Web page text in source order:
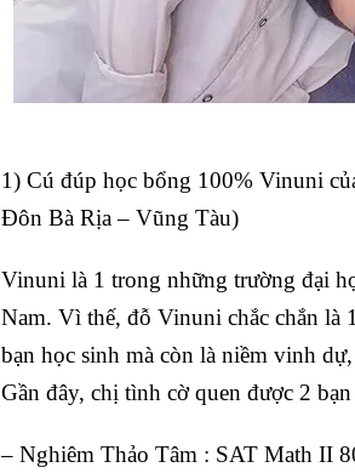
1) Cú đúp học bổng 100% Vinuni
Đôn Bà Rịa – Vũng Tàu)
Vinuni là 1 trong những trường đại
Nam. Vì thế, đỗ Vinuni chắc chắn là
bạn học sinh mà còn là niềm vinh
Gần đây, chị tình cờ quen được 2
– Nghiêm Thảo Tâm : SAT Math II